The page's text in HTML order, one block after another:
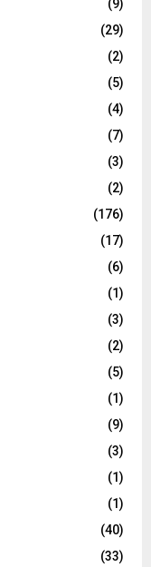
(9)
(29)
(2)
(5)
(4)
(7)
(3)
(2)
(176)
(17)
(6)
(1)
(3)
(2)
(5)
(1)
(9)
(3)
(1)
(1)
(40)
(33)